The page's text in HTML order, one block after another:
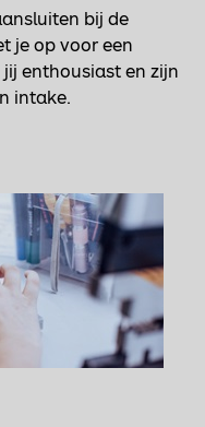
bij de
je op voor een
enthousiast en zijn
intake.